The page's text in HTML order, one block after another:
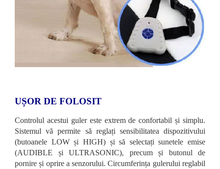
UȘOR DE FOLOSIT
Controlul acestui guler este extrem de confortabil și simplu.
Sistemul vă permite să reglați sensibilitatea dispozitivului
(butoanele LOW și HIGH) și să selectați sunetele emise
(AUDIBLE și ULTRASONIC), precum și butonul de
pornire și oprire a senzorului. Circumferința gulerului reglabil